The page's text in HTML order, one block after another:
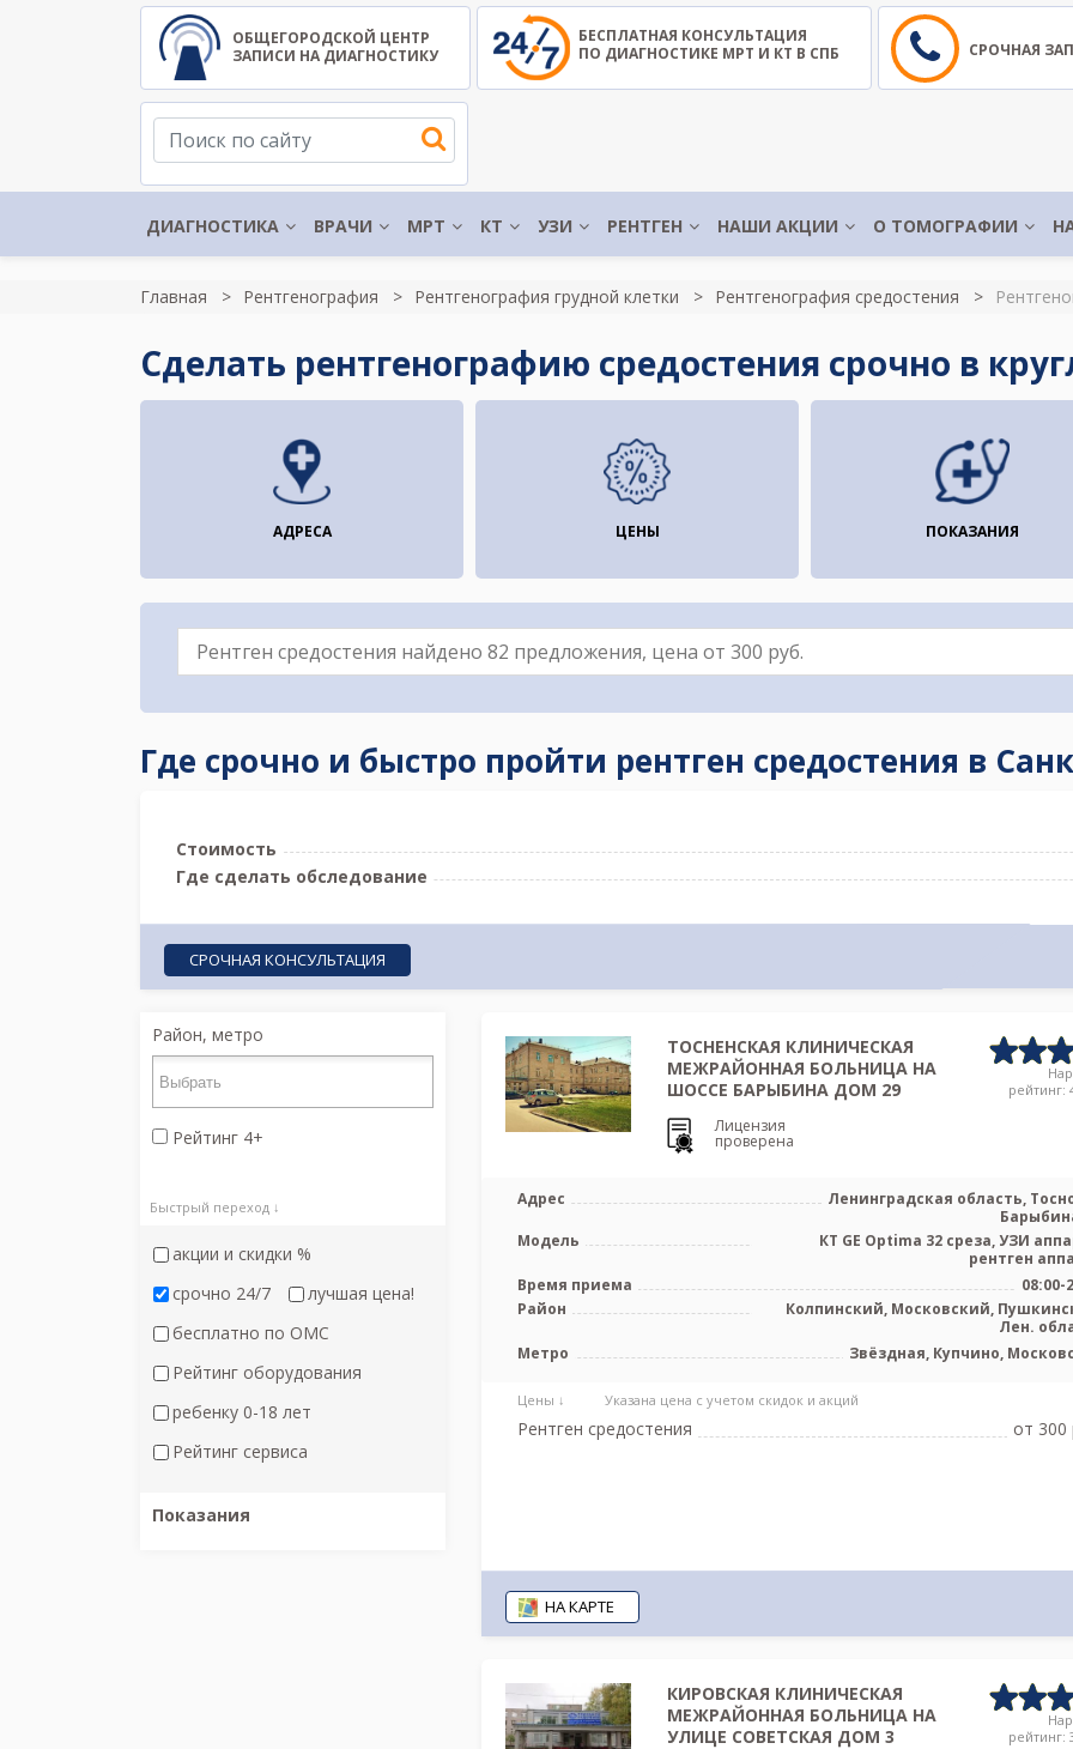
ОБЩЕГОРОДСКОЙ ЦЕНТР
ЗАПИСИ НА ДИАГНОСТИКУ
БЕСПЛАТНАЯ КОНСУЛЬТАЦИЯ
ПО ДИАГНОСТИКЕ МРТ И КТ В СПБ
СРОЧНАЯ
ДИАГНОСТИКА ВРАЧИ МРТ КТ УЗИ РЕНТГЕН НАШИ АКЦИИ О ТОМОГРАФИИ
Главная Рентгенография Рентгенография грудной клетки Рентгенография средостения
Сделать рентгенографию средостения срочно в
АДРЕСА ЦЕНЫ ПОКАЗАНИЯ
Где срочно и быстро пройти рентген средостения в
Стоимость
Где сделать обследование
СРОЧНАЯ КОНСУЛЬТАЦИЯ
Район, метро
Рейтинг 4+
Быстрый переход ↓
акции и скидки %
срочно 24/7
лучшая цена!
бесплатно по ОМС
Рейтинг оборудования
ребенку 0-18 лет
Рейтинг сервиса
Показания
ТОСНЕНСКАЯ КЛИНИЧЕСКАЯ
МЕЖРАЙОННАЯ БОЛЬНИЦА НА
ШОССЕ БАРЫБИНА ДОМ 29
Лицензия
проверена
рейтинг:
Адрес
Ленинградская область,
Модель
КТ GE Optima 32 среза, УЗИ
рентген
Время приема
08:00-
Район
Колпинский, Московский,
Лен.
Метро
Звёздная, Купчино,
Цены ↓ Указана цена с учетом скидок и акций
Рентген средостения от 300
НА КАРТЕ
КИРОВСКАЯ КЛИНИЧЕСКАЯ
МЕЖРАЙОННАЯ БОЛЬНИЦА НА
УЛИЦЕ СОВЕТСКАЯ ДОМ 3
рейтинг: